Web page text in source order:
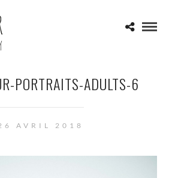
PORTRAITS-ADULTS-6
AVRIL 2018